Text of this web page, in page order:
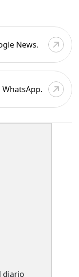
News.
WhatsApp.
diario